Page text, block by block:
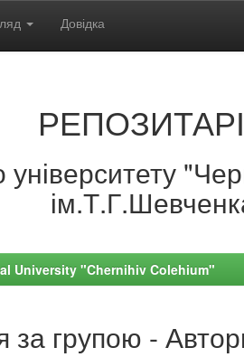
Довідка
University "Chernihiv Colehium"
за групою -